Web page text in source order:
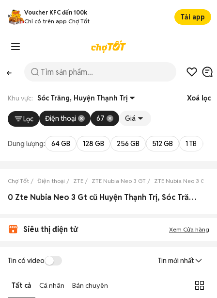
Voucher KFC đến 100k
Chỉ có trên app Chợ Tốt
Tải app
Khu vực: Sóc Trăng, Huyện Thạnh Trị Xoá lọc
Lọc Điện thoại 67 Giá
Dung lượng: 64 GB 128 GB 256 GB 512 GB 1 TB
Chợ Tốt Điện thoại ZTE ZTE Nubia Neo 3 GT ZTE Nubia Neo 3 GT
0 Zte Nubia Neo 3 Gt cũ Huyện Thạnh Trị, Sóc Trăng đẹp
Siêu thị điện tử Xem Cửa hàng
Tin có video Tin mới nhất
Tất cả Cá nhân Bán chuyên